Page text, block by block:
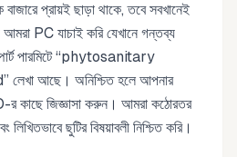
প্রায়ই ছাড়া থাকে, তবে সবখানেই
PC যাচাই করি যেখানে গন্তব্য
পারমিটে “phytosanitary
আছে। অনিশ্চিত হলে আপনার
র কাছে জিজ্ঞাসা করুন। আমরা কঠোরতর
লিখিতভাবে ছুটির বিষয়াবলী নিশ্চিত করি।